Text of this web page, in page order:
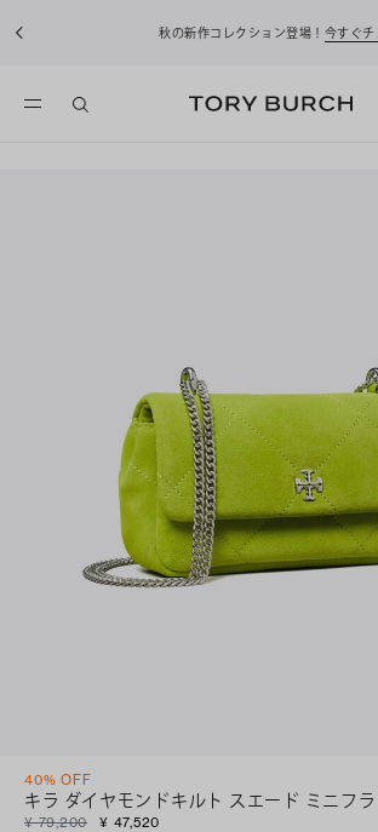
秋の新作コレクション登場！今すぐチェ
40% OFF
キラ ダイヤモンドキルト スエード ミニフ
¥ 79,200
¥ 47,520